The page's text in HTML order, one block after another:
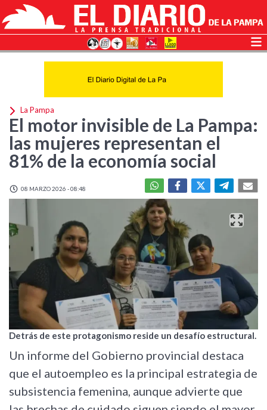
La Pampa
El motor invisible de La Pampa:
las mujeres representan el
81% de la economía social
08 MARZO 2026 - 08:48
Detrás de este protagonismo reside un desafío estructural.
Un informe del Gobierno provincial destaca
que el autoempleo es la principal estrategia de
subsistencia femenina, aunque advierte que